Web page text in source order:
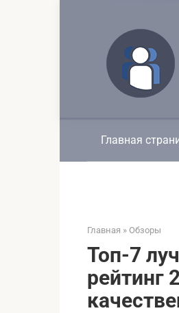
Главная
Главная » Обзоры
Топ-7
рейтинг